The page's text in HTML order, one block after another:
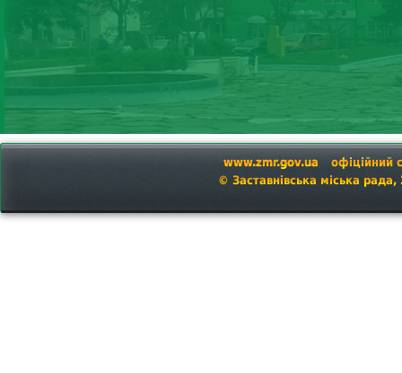
www.zmr.gov.ua
офіційний
© Заставнівська міська рада,